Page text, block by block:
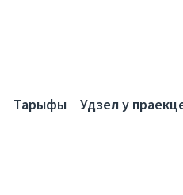
Тарыфы Удзел у